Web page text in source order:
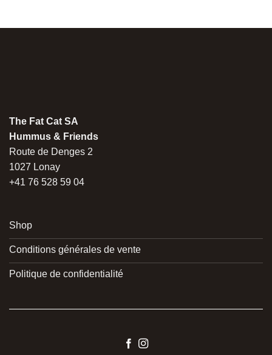
The Fat Cat SA
Hummus & Friends
Route de Denges 2
1027 Lonay
+41 76 528 59 04
Shop
Conditions générales de vente
Politique de confidentialité